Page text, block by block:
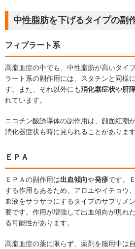
中性脂肪を下げるタイプの副
フィブラート系
高脂血症の中でも、中性脂肪が高いタイ
ラート系の副作用には、スタチンと同様に
す。また、それ以外にも消化器症状や肝
れています。
ニコチン酸誘導体の副作用は、顔面紅潮
消化器症状も時に見られることがあります
ＥＰＡ
ＥＰＡの副作用は出血傾向や発疹です。
する作用もあるため、アロエやイチョウ
血液をサラサラにするタイプのサプリメ
要です。作用が増強して出血傾向が現れ
る可能性があります。
高脂血症の薬に限らず、薬剤を服用中は